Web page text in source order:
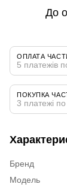
До
ОПЛАТА
5 платежів
ПОКУПКА
3 платежі
Бренд
Модель